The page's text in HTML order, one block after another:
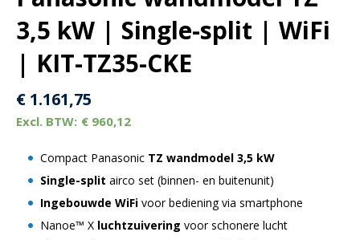
3,5 kW | Single-split | WiFi
| KIT-TZ35-CKE
€ 1.161,75
€ 960,12
Compact Panasonic TZ wandmodel 3,5 kW
Single-split airco set (binnen- en buitenunit)
Ingebouwde WiFi voor bediening via smartphone
Nanoe™ X luchtzuivering voor schonere lucht